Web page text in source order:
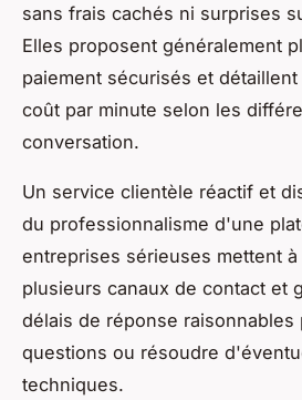
sans frais cachés ni surprises
Elles proposent généralement
paiement sécurisés et
coût par minute selon les
conversation.
Un service clientèle réactif et
du professionnalisme d'une
entreprises sérieuses mettent
plusieurs canaux de contact et
délais de réponse raisonnables
questions ou résoudre
techniques.